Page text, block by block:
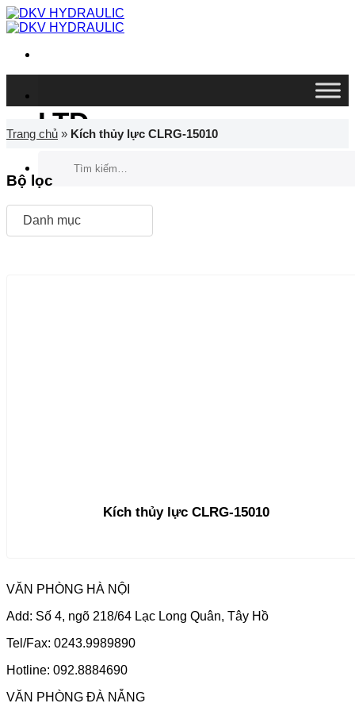
Chuyển
đến
dung
LTD
Trang chủ » Kích thủy lực CLRG-15010
Bộ lọc
Danh mục
Kích thủy lực CLRG-15010
VĂN PHÒNG HÀ NỘI
Add: Số 4, ngõ 218/64 Lạc Long Quân, Tây Hồ
Tel/Fax: 0243.9989890
Hotline: 092.8884690
VĂN PHÒNG ĐÀ NẴNG